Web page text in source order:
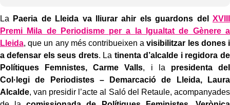
La Paeria de Lleida va lliurar ahir els guardons del XVIII
Premi Mila de Periodisme per a la Igualtat de Gènere a
Lleida, que un any més contribueixen avisibilitzar les dones i
a defensar els seus drets. La tinenta d’alcalde i regidora de
Polítiques Femnistes, Carme Valls, i la presidenta del
Col·legi de Periodistes – Demarcació de Lleida, Laura
Alcalde, van presidir l’acte al Saló del Retaule, acompanyades